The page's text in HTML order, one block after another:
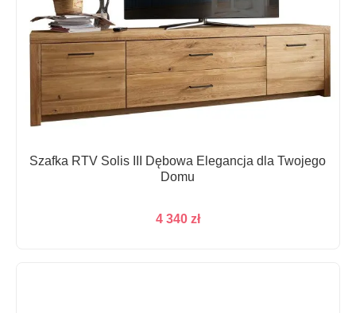
Szafka RTV Solis III Dębowa Elegancja dla Twojego
Domu
4 340 zł